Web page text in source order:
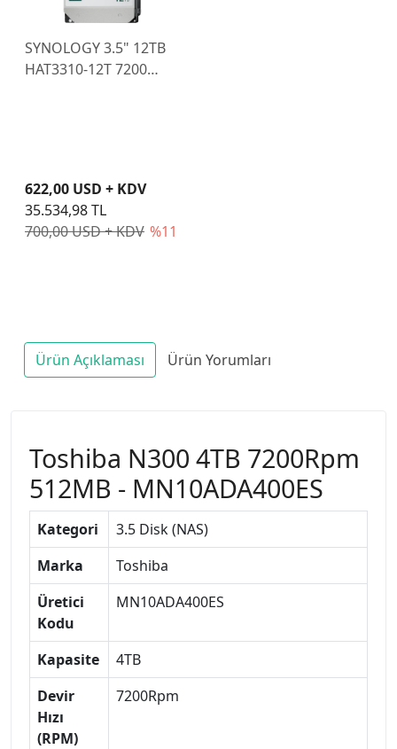
SYNOLOGY 3.5" 12TB
HAT3310-12T 7200
700,00 USD + KDV %11
622,00 USD + KDV
35.534,98 TL
Ürün Açıklaması Ürün Yorumları
Toshiba N300 4TB 7200Rpm
512MB - MN10ADA400ES
Kategori
3.5 Disk (NAS)
Marka
Toshiba
Üretici
Kodu
MN10ADA400ES
Kapasite
4TB
Devir
Hızı
(RPM)
7200Rpm